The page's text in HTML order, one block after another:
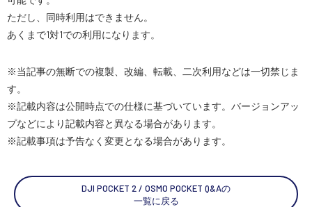
水中ドローン(ROV)・水中スクーター
講習会･国家資格･WEBセミナー
スペシャルコンテンツ定期配信!
サポート・Q&A / 法人・学生のお客様
ただし、同時利用はできません。
あくまで1対1での利用になります。
※当記事の無断での複製、改編、転載、二次利用などは一切禁じま
す。
※記載内容は公開時点での仕様に基づいています。バージョンアッ
プなどにより記載内容と異なる場合があります。
※記載事項は予告なく変更となる場合があります。
DJI POCKET 2 / OSMO POCKET Q&Aの
一覧に戻る